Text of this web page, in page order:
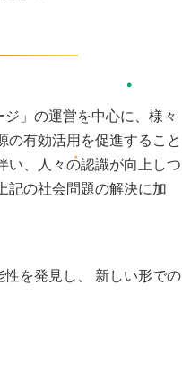
」の運営を中心に、様々
の有効活用を促進すること
い、人々の認識が向上しつ
記の社会問題の解決に加
を発見し、 新しい形での